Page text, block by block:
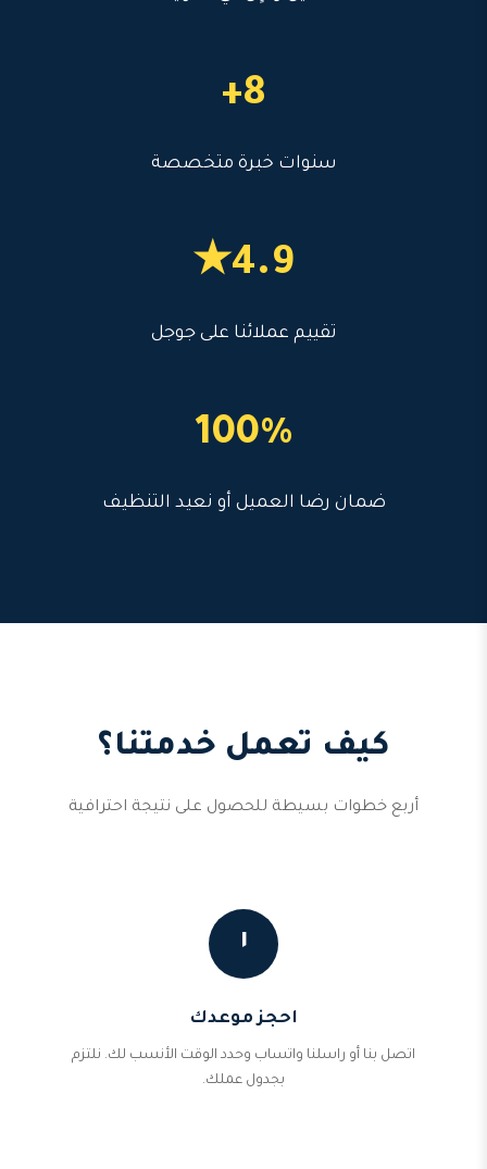
8+
سنوات خبرة متخصصة
4.9★
تقييم عملائنا على جوجل
100%
ضمان رضا العميل أو نعيد التنظيف
كيف تعمل خدمتنا؟
أربع خطوات بسيطة للحصول على نتيجة احترافية
١
احجز موعدك
اتصل بنا أو راسلنا واتساب وحدد الوقت الأنسب لك. نلتزم
بجدول عملك.